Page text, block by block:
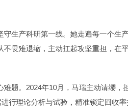
生产科研第一线。她走遍每一个生
畏难退缩，主动扛起攻坚重担，在
题。2024年10月，马瑞主动请缨，
行理论分析与试验，精准锁定回收率